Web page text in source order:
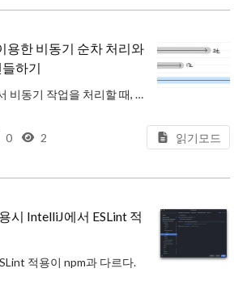
용한 비동기 순차 처리와
하기
JavaScript에서 비동기 작업을 처리할 때, 다양한 처리 방식을 사용할 수 있다. 이 글에서는 JavaScript의 Array.prototype.reduce, Promise.all 그리고 Promise.allSettled 메
0 2 읽기모드
시 IntelliJ에서 ESLint 적
적용이 npm과 다르다.